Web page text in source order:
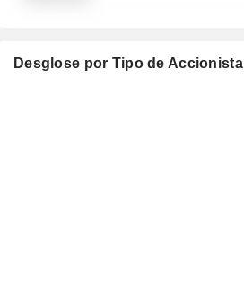
Desglose por Tipo de Accionista